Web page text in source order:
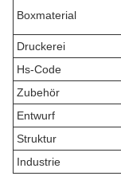
Boxmaterial
Druckerei
Hs-Code
Zubehör
Entwurf
Struktur
Industrie